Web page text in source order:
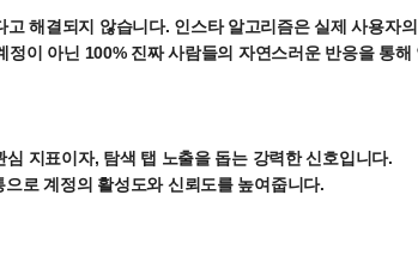
해결되지 않습니다. 인스타 알고리즘은 실제 사용자
이 아닌 100% 진짜 사람들의 자연스러운 반응을 통
지표이자, 탐색 탭 노출을 돕는 강력한 신호입니다.
로 계정의 활성도와 신뢰도를 높여줍니다.